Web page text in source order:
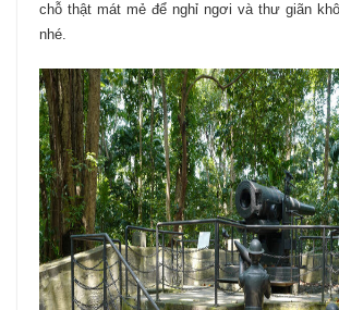
chỗ thật mát mẻ để nghỉ ngơi và thư giãn
nhé.